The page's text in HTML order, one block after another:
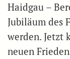
Haidgau –
Jubiläum des
werden. Jetzt
neuen